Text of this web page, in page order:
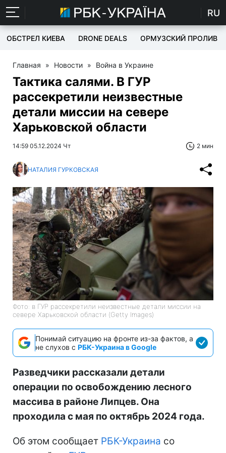
RU
ОБСТРЕЛ КИЕВА DRONE DEALS ОРМУЗСКИЙ ПРОЛИВ
Главная » Новости » Война в Украине
Тактика салями. В ГУР
рассекретили неизвестные
детали миссии на севере
Харьковской области
14:59 05.12.2024 Чт 2 мин
НАТАЛИЯ ГУРКОВСКАЯ
Фото: в ГУР рассекретили неизвестные детали миссии на
севере Харьковской области (Getty Images)
Понимай ситуацию на фронте из-за фактов, а
не слухов с РБК-Украина в Google
Разведчики рассказали детали
операции по освобождению лесного
массива в районе Липцев. Она
проходила с мая по октябрь 2024 года.
Об этом сообщает РБК-Украина со